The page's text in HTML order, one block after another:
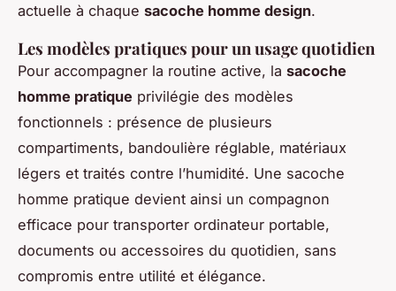
actuelle à chaque sacoche homme design.
Les modèles pratiques pour un usage quotidien
Pour accompagner la routine active, la sacoche
homme pratique privilégie des modèles
fonctionnels : présence de plusieurs
compartiments, bandoulière réglable, matériaux
légers et traités contre l’humidité. Une sacoche
homme pratique devient ainsi un compagnon
efficace pour transporter ordinateur portable,
documents ou accessoires du quotidien, sans
compromis entre utilité et élégance.